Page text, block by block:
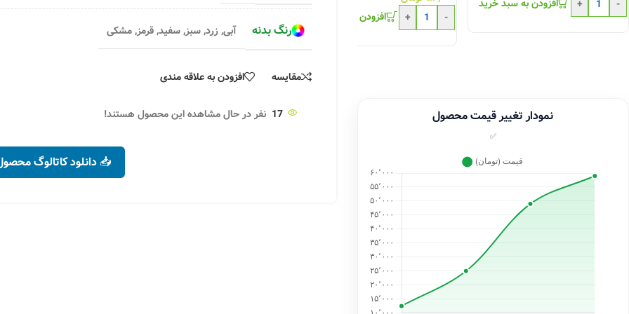
-
+ افزودن به سبد خرید
-
+ افزودن به سبد خرید افزودن به سبد خرید
تومان
نمودار تغییر قیمت محصول
✅
رنگ بدنه آبی,زرد,سبز,سفید,قرمز,مشکی
مقایسه افزودن به علاقه مندی
17 نفر در حال مشاهده این محصول هستند!
📥 دانلود کاتالوگ